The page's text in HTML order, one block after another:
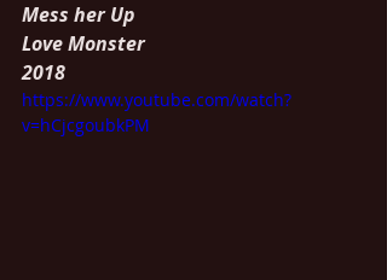
Mess her Up
Love Monster
2018
https://www.youtube.com/watch?
v=hCjcgoubkPM